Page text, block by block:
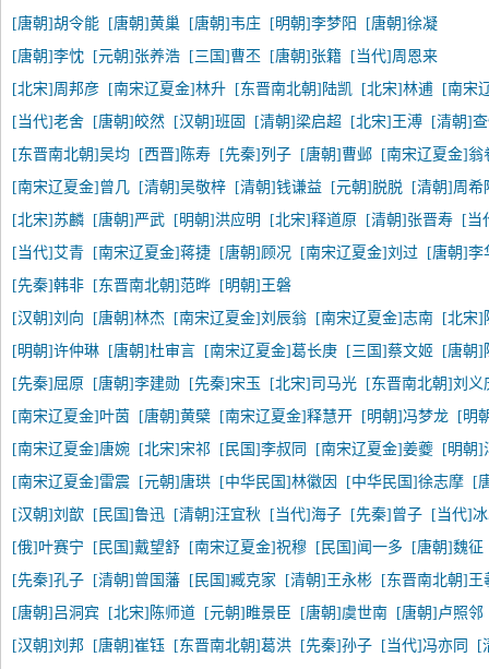
[唐朝]胡令能
[唐朝]黄巢 [唐朝]韦庄 [明朝]李梦阳
[唐朝]徐凝
[唐朝]李忱
[元朝]张养浩 [三国]曹丕 [唐朝]张籍
[当代]周恩来
[北宋]周邦彦
[南宋辽夏金]林升 [东晋南北朝]陆凯 [北宋]林逋
[南宋
[当代]老舍
[唐朝]皎然 [汉朝]班固 [清朝]梁启超 [北宋]王溥
[清朝]
[东晋南北朝]吴均
[西晋]陈寿 [先秦]列子 [唐朝]曹邺
[南宋辽夏金]翁
[南宋辽夏金]曾几
[清朝]吴敬梓 [清朝]钱谦益 [元朝]脱脱
[清朝]周希
[北宋]苏麟
[唐朝]严武 [明朝]洪应明 [北宋]释道原 [清朝]张晋寿
[当
[当代]艾青
[南宋辽夏金]蒋捷 [唐朝]顾况 [南宋辽夏金]刘过
[唐朝]李
[先秦]韩非
[东晋南北朝]范晔
[明朝]王磐
[汉朝]刘向
[唐朝]林杰 [南宋辽夏金]刘辰翁 [南宋辽夏金]志南
[北宋]
[明朝]许仲琳
[唐朝]杜审言 [南宋辽夏金]葛长庚 [三国]蔡文姬
[唐朝]
[先秦]屈原
[唐朝]李建勋 [先秦]宋玉 [北宋]司马光
[东晋南北朝]刘义
[南宋辽夏金]叶茵
[唐朝]黄檗 [南宋辽夏金]释慧开 [明朝]冯梦龙
[明
[南宋辽夏金]唐婉
[北宋]宋祁 [民国]李叔同 [南宋辽夏金]姜夔
[明朝]
[南宋辽夏金]雷震
[元朝]唐珙 [中华民国]林徽因 [中华民国]徐志摩
[
[汉朝]刘歆
[民国]鲁迅 [清朝]汪宜秋 [当代]海子 [先秦]曾子
[当代]
[俄]叶赛宁
[民国]戴望舒 [南宋辽夏金]祝穆 [民国]闻一多
[唐朝]魏征
[先秦]孔子
[清朝]曾国藩 [民国]臧克家 [清朝]王永彬
[东晋南北朝]王
[唐朝]吕洞宾
[北宋]陈师道 [元朝]睢景臣 [唐朝]虞世南
[唐朝]卢照邻
[汉朝]刘邦
[唐朝]崔钰 [东晋南北朝]葛洪 [先秦]孙子 [当代]冯亦同
[